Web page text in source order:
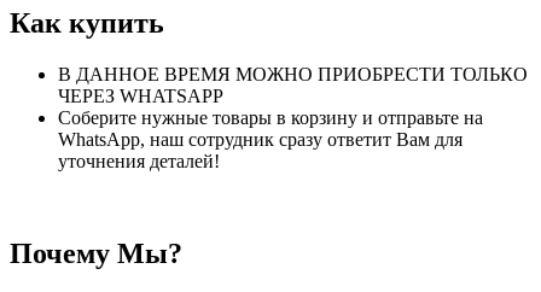
Как купить
В ДАННОЕ ВРЕМЯ МОЖНО ПРИОБРЕСТИ ТОЛЬКО
ЧЕРЕЗ WHATSAPP
Соберите нужные товары в корзину и отправьте на
WhatsApp, наш сотрудник сразу ответит Вам для
уточнения деталей!
Почему Мы?